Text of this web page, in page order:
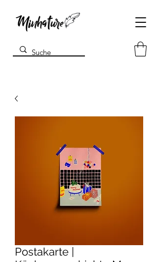
Postakarte |